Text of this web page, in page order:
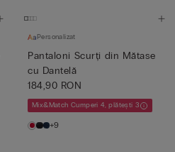
Personalizat
Pantaloni Scurți din Mătase
cu Dantelă
184,90 RON
Mix&Match Cumperi 4, plătești 3
+9